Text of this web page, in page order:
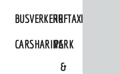
BUSVERKEHRRUFTAXI
CARSHARINGPARK
&